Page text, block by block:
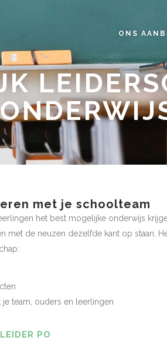
ONS
met je schoolteam
het best mogelijke onderwijs
met de neuzen dezelfde kant op staan.
team, ouders en leerlingen
PO